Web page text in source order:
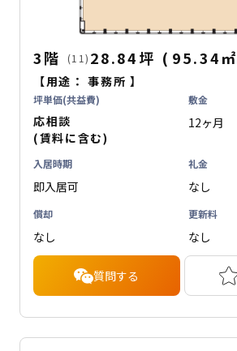
3階 (11) 28.84坪 ( 95.34㎡
【用途：事務所 】
坪単価(共益費)
応相談
(賃料に含む)
敷金
12ヶ月
入居時期
即入居可
礼金
なし
償却
なし
更新料
なし
質問する